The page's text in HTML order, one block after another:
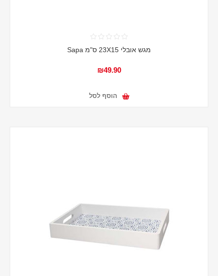
מגש אובלי 23X15 ס"מ Sapa
₪49.90
הוסף לסל